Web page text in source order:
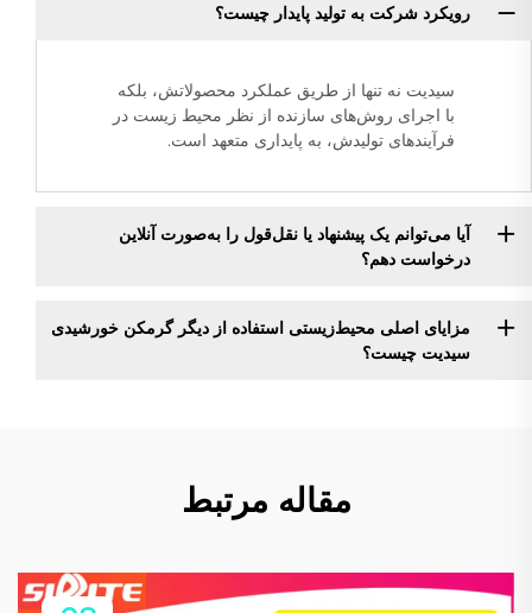
رویکرد شرکت به تولید پایدار چیست؟
سیدیت نه تنها از طریق عملکرد محصولاتش، بلکه
با اجرای روش‌های سازنده از نظر محیط زیست در
فرآیندهای تولیدش، به پایداری متعهد است.
آیا می‌توانم یک پیشنهاد یا نقل‌قول را به‌صورت آنلاین
درخواست دهم؟
مزایای اصلی محیط‌زیستی استفاده از دیگر گرمکن خورشیدی
سیدیت چیست؟
مقاله مرتبط